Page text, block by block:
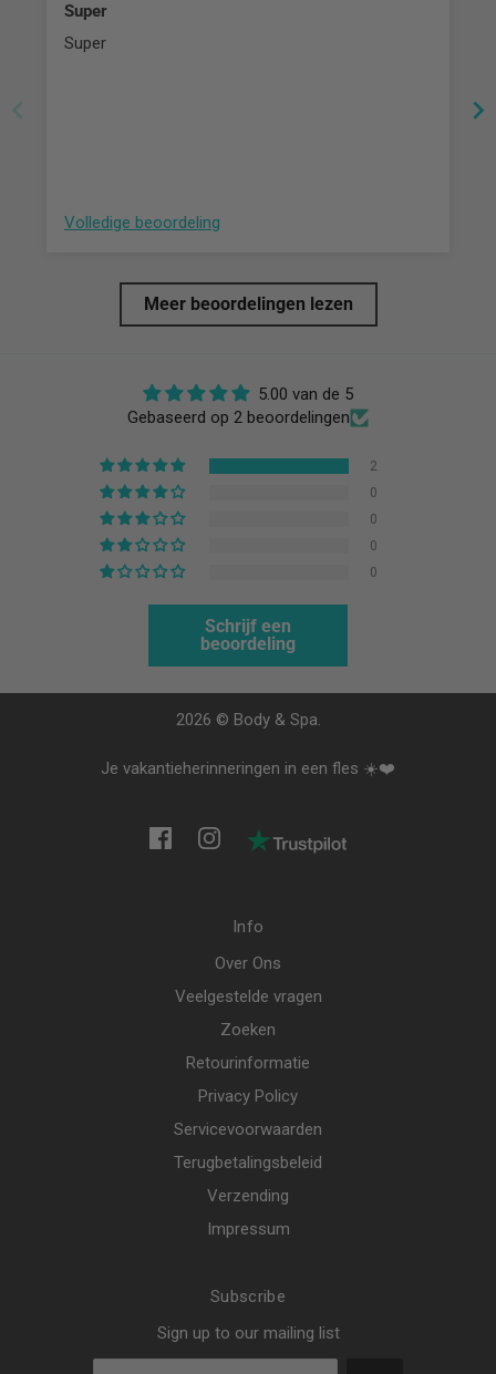
Super
Super
Volledige beoordeling
Meer beoordelingen lezen
5.00 van de 5
Gebaseerd op 2 beoordelingen
2
0
0
0
0
Schrijf een
beoordeling
2026 © Body & Spa.
Je vakantieherinneringen in een fles ☀️❤️
Info
Over Ons
Veelgestelde vragen
Zoeken
Retourinformatie
Privacy Policy
Servicevoorwaarden
Terugbetalingsbeleid
Verzending
Impressum
Subscribe
Sign up to our mailing list